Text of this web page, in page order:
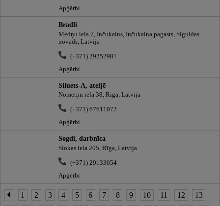
Apģērbi
Bradli
Medņu iela 7, Inčukalns, Inčukalna pagasts, Siguldas
novads, Latvija
(+371) 29252981
Apģērbi
Siluets-A, ateljē
Nometņu iela 38, Rīga, Latvija
(+371) 67611072
Apģērbi
Sogdi, darbnīca
Slokas iela 205, Rīga, Latvija
(+371) 29133054
Apģērbi
1 2 3 4 5 6 7 8 9 10 11 12
13